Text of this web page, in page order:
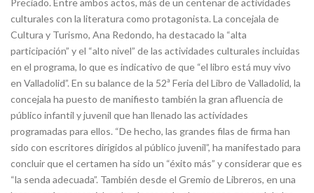
Preciado. Entre ambos actos, más de un centenar de actividades
culturales con la literatura como protagonista. La concejala de
Cultura y Turismo, Ana Redondo, ha destacado la “alta
participación” y el “alto nivel” de las actividades culturales incluidas
en el programa, lo que es indicativo de que “el libro está muy vivo
en Valladolid”. En su balance de la 52ª Feria del Libro de Valladolid, la
concejala ha puesto de manifiesto también la gran afluencia de
público infantil y juvenil que han llenado las actividades
programadas para ellos. “De hecho, las grandes filas de firma han
sido con escritores dirigidos al público juvenil”, ha manifestado para
concluir que el certamen ha sido un “éxito más” y considerar que es
“la senda adecuada”. También desde el Gremio de Libreros, en una